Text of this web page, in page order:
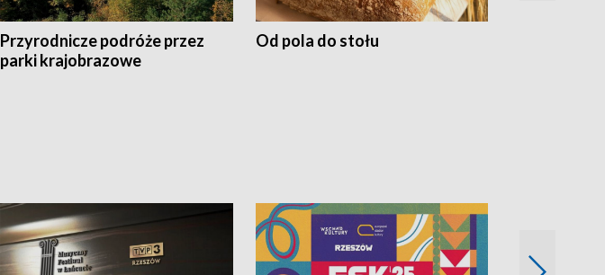
Przyrodnicze podróże przez
parki krajobrazowe
Od pola do stołu